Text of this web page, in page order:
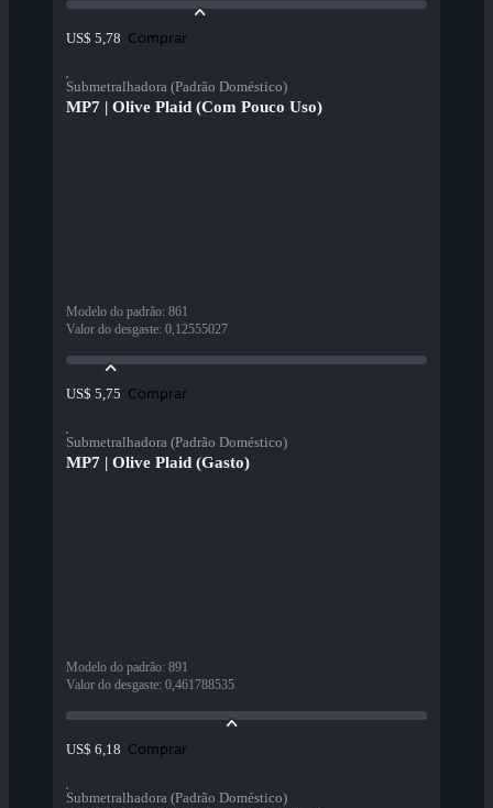
US$ 5,78 Comprar
Submetralhadora (Padrão Doméstico)
MP7 | Olive Plaid (Com Pouco Uso)
Modelo do padrão: 861
Valor do desgaste: 0,12555027
US$ 5,75 Comprar
Submetralhadora (Padrão Doméstico)
MP7 | Olive Plaid (Gasto)
Modelo do padrão: 891
Valor do desgaste: 0,461788535
US$ 6,18 Comprar
Submetralhadora (Padrão Doméstico)